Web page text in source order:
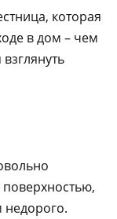
которая
в дом – чем